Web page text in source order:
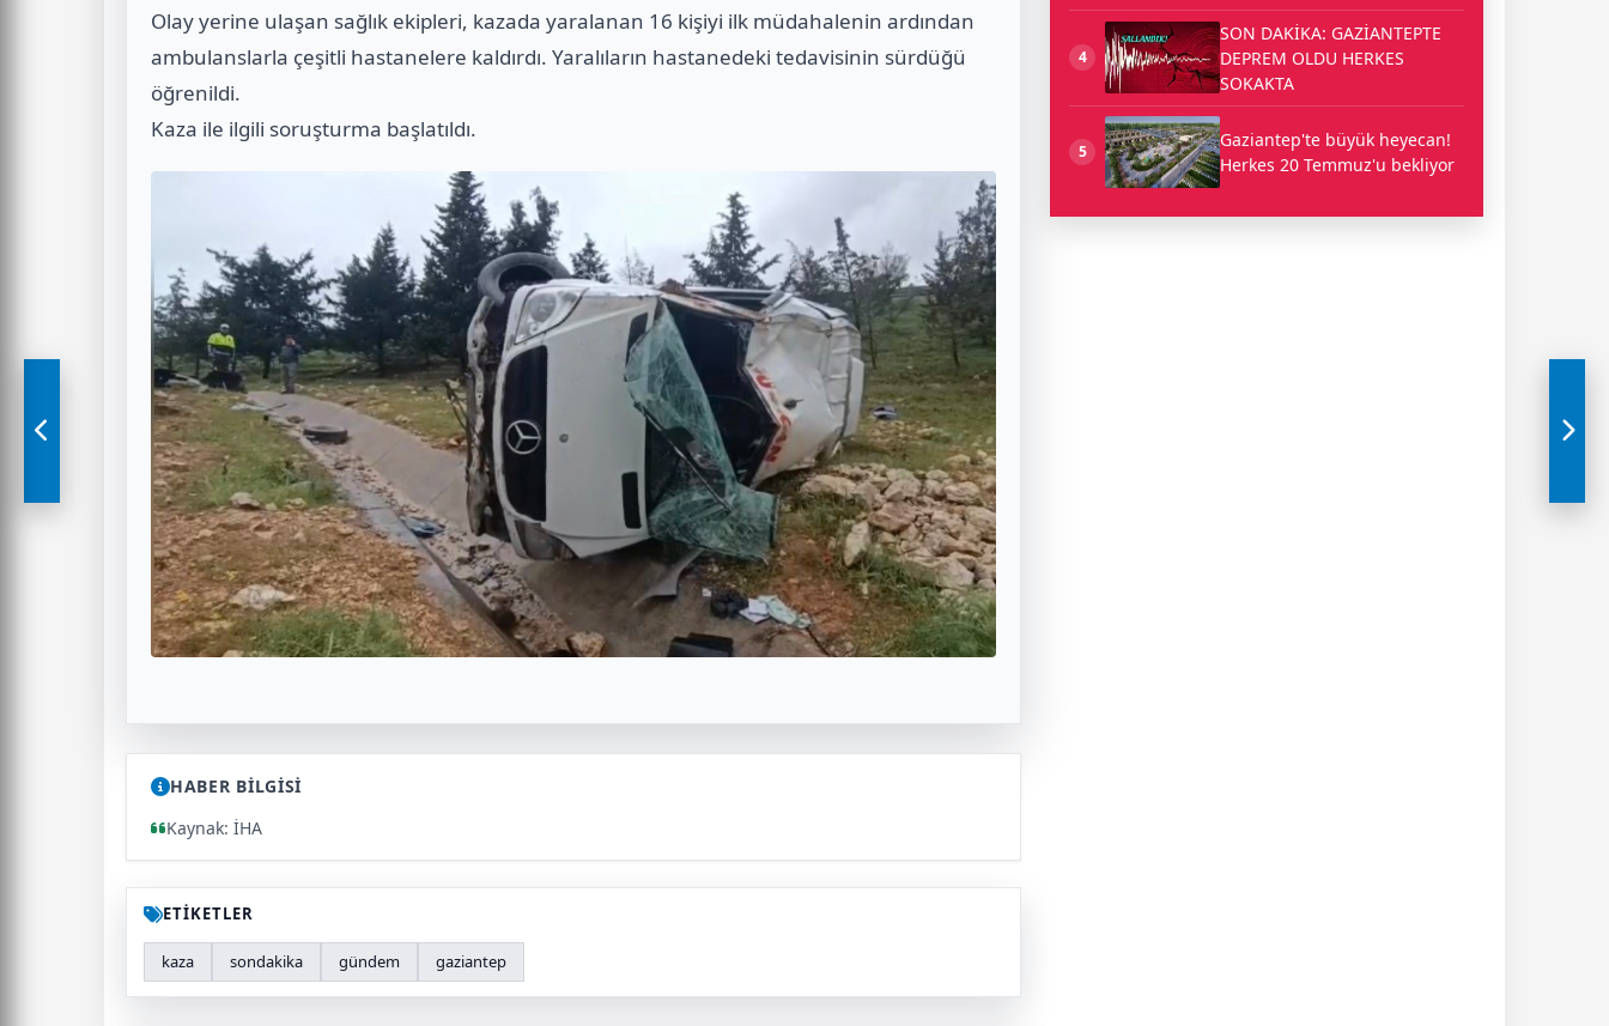
Olay yerine ulaşan sağlık ekipleri, kazada yaralanan 16 kişiyi ilk müdahalenin ardından
ambulanslarla çeşitli hastanelere kaldırdı. Yaralıların hastanedeki tedavisinin sürdüğü
öğrenildi.
Kaza ile ilgili soruşturma başlatıldı.
HABER BİLGİSİ
Kaynak: İHA
ETİKETLER
kaza sondakika gündem gaziantep
4
SON DAKİKA: GAZİANTEPTE
DEPREM OLDU HERKES
SOKAKTA
5
Gaziantep'te büyük heyecan!
Herkes 20 Temmuz'u bekliyor